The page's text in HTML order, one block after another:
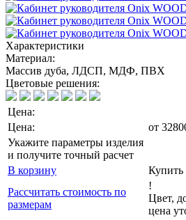
Характеристики
Материал:
Массив дуба, ЛДСП, МДФ, ПВХ
Цветовые решения:
Цена:
Цена:
от
Укажите параметры изделия
и получите точный расчет
В корзину
Купить
Рассчитать стоимость по
размерам
!
Цвет,
цена